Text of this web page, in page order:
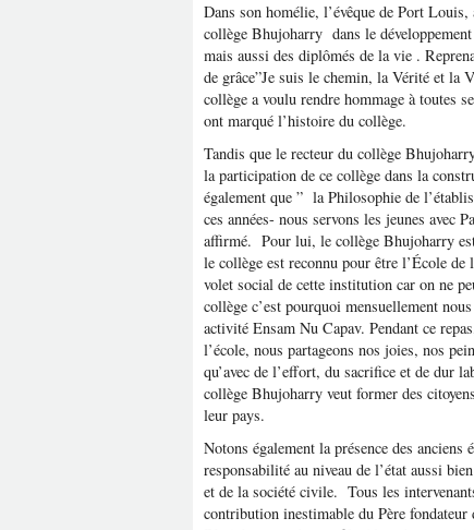
Dans son homélie, l’évêque de Port
collège Bhujoharry dans le
mais aussi des diplômés de la vie .
de grâce”Je suis le chemin, la Vérité et la
collège a voulu rendre hommage à toutes
ont marqué l’histoire du collège.
Tandis que le recteur du collège
la participation de ce collège dans la
également que ” la Philosophie de
ces années- nous servons les jeunes avec
affirmé. Pour lui, le collège Bhujoharry
le collège est reconnu pour être l’École
volet social de cette institution car on ne
collège c’est pourquoi mensuellement
activité Ensam Nu Capav. Pendant ce
l’école, nous partageons nos joies, nos
qu’avec de l’effort, du sacrifice et de dur
collège Bhujoharry veut former des
leur pays.
Notons également la présence des anciens
responsabilité au niveau de l’état aussi
et de la société civile. Tous les
contribution inestimable du Père